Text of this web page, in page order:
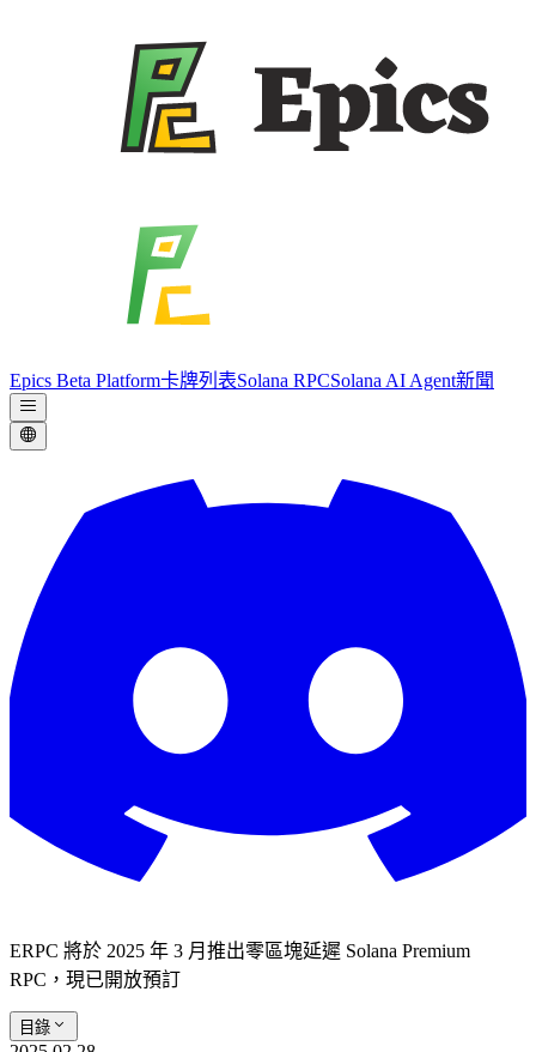
Epics Beta Platform卡牌列表Solana RPCSolana AI Agent新聞
ERPC 將於 2025 年 3 月推出零區塊延遲 Solana Premium
RPC，現已開放預訂
目錄